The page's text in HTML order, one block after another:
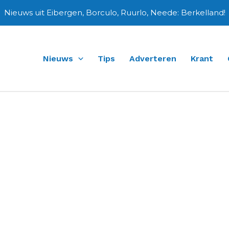
Nieuws uit Eibergen, Borculo, Ruurlo, Neede: Berkelland!
Nieuws Tips Adverteren Krant